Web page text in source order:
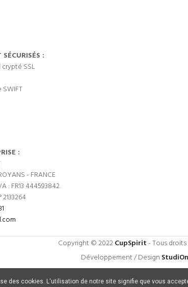
:
SSL
:
- FRANCE
: FR13 444593842.
Copyright © 2022CupSpirit - Tous
Développement / Design
des cookies. L'utilisation de notre site signifie que vous